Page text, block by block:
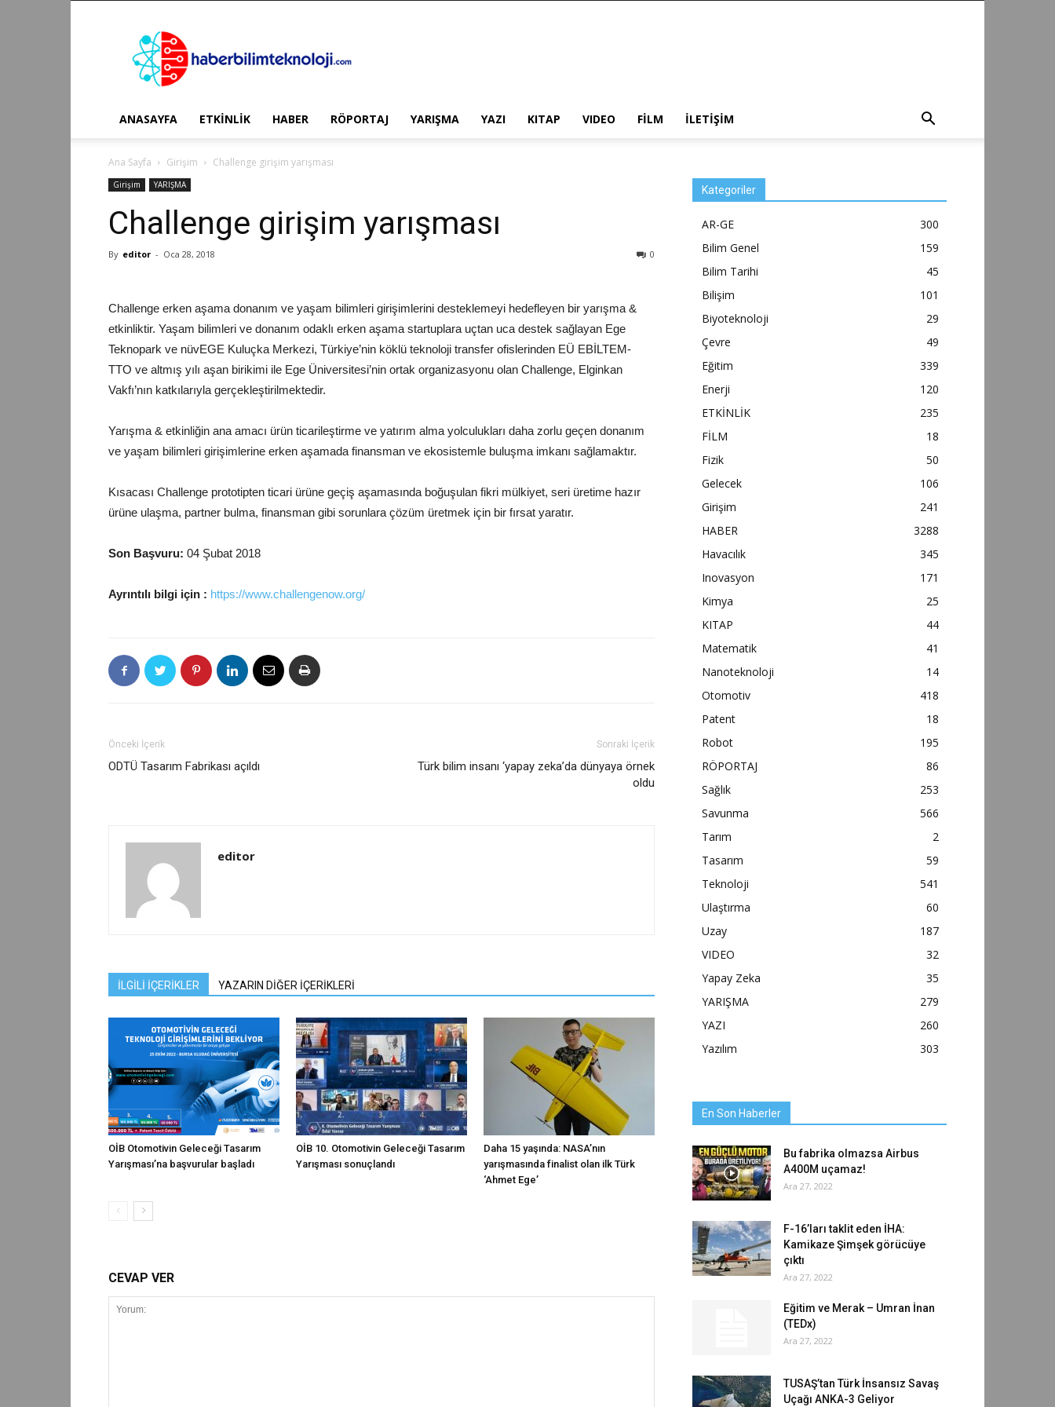
Haber
Bilim
Teknoloji
ANASAYFA ETKİNLİK HABER RÖPORTAJ YARIŞMA YAZI KITAP VIDEO FİLM İLETİŞİM
Ana Sayfa Girişim Challenge girişim yarışması
Girişim YARIŞMA
Challenge girişim yarışması
By editor - Oca 28, 2018 0
Challenge erken aşama donanım ve yaşam bilimleri girişimlerini desteklemeyi hedefleyen bir yarışma &
etkinliktir. Yaşam bilimleri ve donanım odaklı erken aşama startuplara uçtan uca destek sağlayan Ege
Teknopark ve nüvEGE Kuluçka Merkezi, Türkiye’nin köklü teknoloji transfer ofislerinden EÜ EBİLTEM-
TTO ve altmış yılı aşan birikimi ile Ege Üniversitesi’nin ortak organizasyonu olan Challenge, Elginkan
Vakfı’nın katkılarıyla gerçekleştirilmektedir.
Yarışma & etkinliğin ana amacı ürün ticarileştirme ve yatırım alma yolculukları daha zorlu geçen donanım
ve yaşam bilimleri girişimlerine erken aşamada finansman ve ekosistemle buluşma imkanı sağlamaktır.
Kısacası Challenge prototipten ticari ürüne geçiş aşamasında boğuşulan fikri mülkiyet, seri üretime hazır
ürüne ulaşma, partner bulma, finansman gibi sorunlara çözüm üretmek için bir fırsat yaratır.
Son Başvuru: 04 Şubat 2018
Ayrıntılı bilgi için : https://www.challengenow.org/
Önceki İçerik
ODTÜ Tasarım Fabrikası açıldı
Sonraki İçerik
Türk bilim insanı ‘yapay zeka’da dünyaya örnek
oldu
editor
İLGİLİ İÇERİKLER YAZARIN DİĞER İÇERİKLERİ
OİB Otomotivin Geleceği Tasarım
Yarışması’na başvurular başladı
OİB 10. Otomotivin Geleceği Tasarım
Yarışması sonuçlandı
Daha 15 yaşında: NASA’nın
yarışmasında finalist olan ilk Türk
‘Ahmet Ege’
CEVAP VER
Kategoriler
AR-GE
300
Bilim Genel
159
Bilim Tarihi
45
Bilişim
101
Biyoteknoloji
29
Çevre
49
Eğitim
339
Enerji
120
ETKİNLİK
235
FİLM
18
Fizik
50
Gelecek
106
Girişim
241
HABER
3288
Havacılık
345
Inovasyon
171
Kimya
25
KITAP
44
Matematik
41
Nanoteknoloji
14
Otomotiv
418
Patent
18
Robot
195
RÖPORTAJ
86
Sağlık
253
Savunma
566
Tarım
2
Tasarım
59
Teknoloji
541
Ulaştırma
60
Uzay
187
VIDEO
32
Yapay Zeka
35
YARIŞMA
279
YAZI
260
Yazılım
303
En Son Haberler
Bu fabrika olmazsa Airbus
A400M uçamaz!
Ara 27, 2022
F-16’ları taklit eden İHA:
Kamikaze Şimşek görücüye
çıktı
Ara 27, 2022
Eğitim ve Merak – Umran İnan
(TEDx)
Ara 27, 2022
TUSAŞ’tan Türk İnsansız Savaş
Uçağı ANKA-3 Geliyor